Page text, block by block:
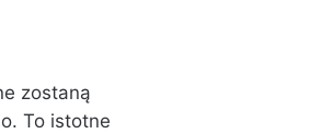
zostaną
To istotne